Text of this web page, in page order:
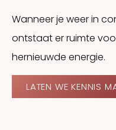
Wanneer je weer in
ontstaat er ruimte
hernieuwde energie.
LATEN WE KENNIS